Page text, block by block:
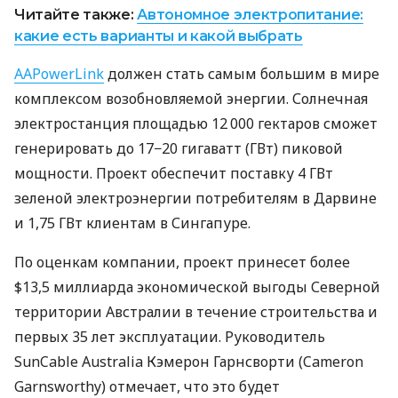
Читайте также:Автономное электропитание:
какие есть варианты и какой выбрать
AAPowerLinkдолжен стать самым большим в мире
комплексом возобновляемой энергии. Солнечная
электростанция площадью 12 000 гектаров сможет
генерировать до 17−20 гигаватт (ГВт) пиковой
мощности. Проект обеспечит поставку 4 ГВт
зеленой электроэнергии потребителям в Дарвине
и 1,75 ГВт клиентам в Сингапуре.
По оценкам компании, проект принесет более
$13,5 миллиарда экономической выгоды Северной
территории Австралии в течение строительства и
первых 35 лет эксплуатации. Руководитель
SunCable Australia Кэмерон Гарнсворти (Cameron
Garnsworthy) отмечает, что это будет